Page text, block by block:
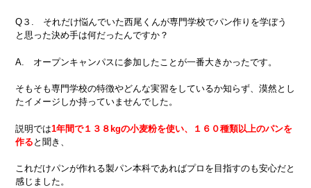
Q３. それだけ悩んでいた西尾くんが専門学校でパン作りを学ぼう
と思った決め手は何だったんですか？
A. オープンキャンパスに参加したことが一番大きかったです。
そもそも専門学校の特徴やどんな実習をしているか知らず、漠然とし
たイメージしか持っていませんでした。
説明では1年間で１３８kgの小麦粉を使い、１６０種類以上のパンを
作る と聞き、
これだけパンが作れる製パン本科であればプロを目指すのも安心だと
感じました。